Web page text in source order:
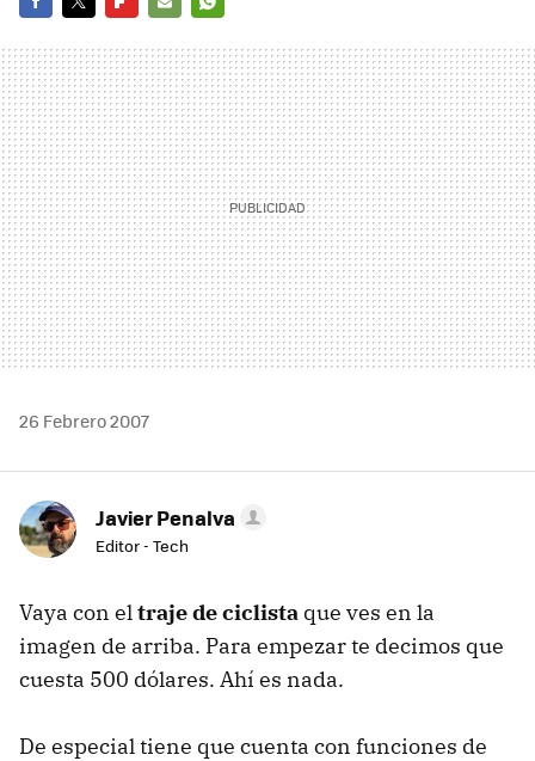
MAIL
26 Febrero 2007
Javier Penalva
Editor - Tech
Vaya con eltraje de ciclista que ves en la
imagen de arriba. Para empezar te decimos que
cuesta 500 dólares. Ahí es nada.
De especial tiene que cuenta con funciones de